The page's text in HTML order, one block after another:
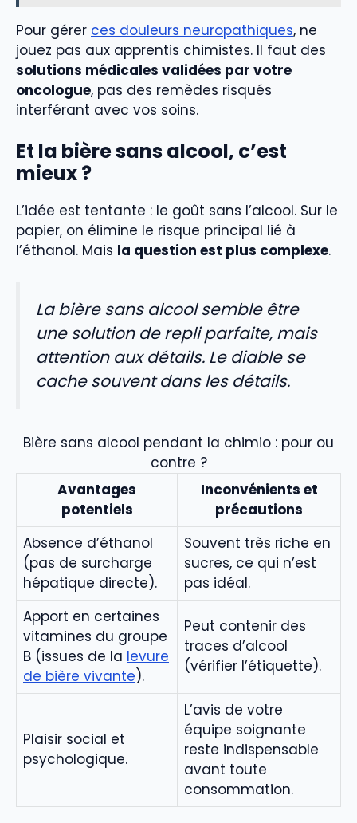
Pour gérer ces douleurs neuropathiques, ne
jouez pas aux apprentis chimistes. Il faut des
solutions médicales validées par votre
oncologue, pas des remèdes risqués
interférant avec vos soins.
Et la bière sans alcool, c’est
mieux ?
L’idée est tentante : le goût sans l’alcool. Sur le
papier, on élimine le risque principal lié à
l’éthanol. Mais la question est plus complexe.
La bière sans alcool semble être
une solution de repli parfaite, mais
attention aux détails. Le diable se
cache souvent dans les détails.
Bière sans alcool pendant la chimio : pour ou
contre ?
Avantages
potentiels
Inconvénients et
précautions
Absence d’éthanol
(pas de surcharge
hépatique directe).
Souvent très riche en
sucres, ce qui n’est
pas idéal.
Apport en certaines
vitamines du groupe
B (issues de la levure
de bière vivante).
Peut contenir des
traces d’alcool
(vérifier l’étiquette).
Plaisir social et
psychologique.
L’avis de votre
équipe soignante
reste indispensable
avant toute
consommation.